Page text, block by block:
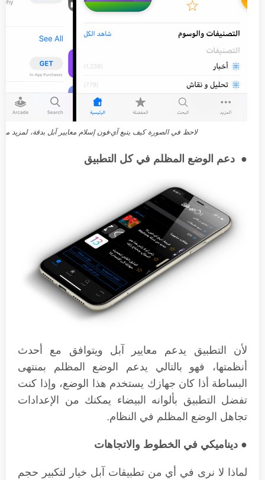
لاحظ في الصورة كيف يتبع آي-فون إسلام معايير آبل بدقة، لمزيد
● دعم الوضع المظلم في كل التطبيق
لأن التطبيق يدعم معايير آبل ويتوافق مع أحدث
أنظمتها، فهو بالتالي يدعم الوضع المظلم بمنتهى
البساطة أذا كان جهازك يستخدم هذا الوضع، وإذا كنت
تفضل التطبيق بألوانه البيضاء يمكنك من الإعدادات
تجاهل الوضع المظلم في النظام.
● ديناميكي في الخطوط والاتجاهات
لماذا لا نرى في أي من تطبيقات آبل خيار لتكبير حجم